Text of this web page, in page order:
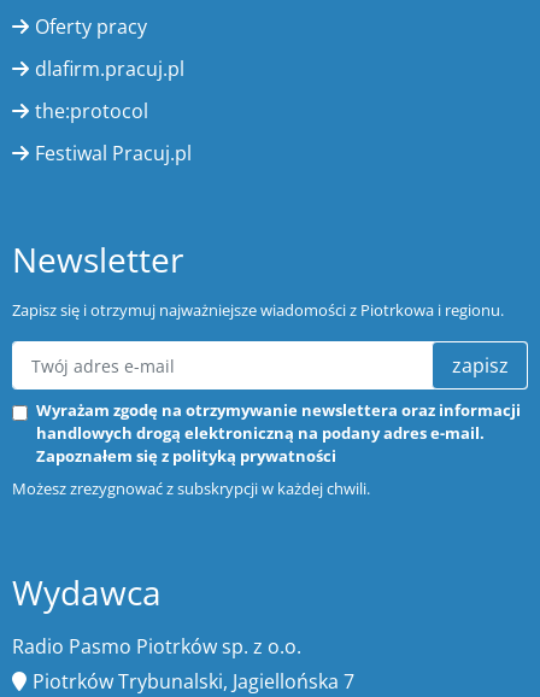
Oferty pracy
dlafirm.pracuj.pl
the:protocol
Festiwal Pracuj.pl
Newsletter
Zapisz się i otrzymuj najważniejsze wiadomości z Piotrkowa i regionu.
zapisz
Wyrażam zgodę na otrzymywanie newslettera oraz informacji
handlowych drogą elektroniczną na podany adres e-mail.
Zapoznałem się z polityką prywatności
Możesz zrezygnować z subskrypcji w każdej chwili.
Wydawca
Radio Pasmo Piotrków sp. z o.o.
Piotrków Trybunalski, Jagiellońska 7